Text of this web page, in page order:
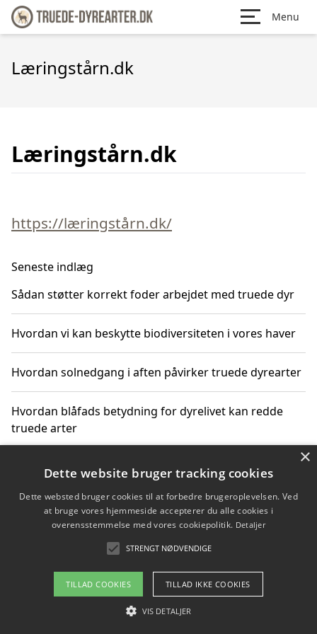
Menu
Læringstårn.dk
Læringstårn.dk
https://læringstårn.dk/
Seneste indlæg
Sådan støtter korrekt foder arbejdet med truede dyr
Hvordan vi kan beskytte biodiversiteten i vores haver
Hvordan solnedgang i aften påvirker truede dyrearter
Hvordan blåfads betydning for dyrelivet kan redde
truede arter
Hvordan kan gaver til unge voksne støtte bevarelsen
Copyright 2026 - Pilanto Aps
Om / kontakt
Blog Betingelser
×
Dette website bruger tracking cookies
Dette websted bruger cookies til at forbedre brugeroplevelsen. Ved
at bruge vores hjemmeside accepterer du alle cookies i
overensstemmelse med vores cookiepolitik. Detaljer
STRENGT NØDVENDIGE
TILLAD COOKIES TILLAD IKKE COOKIES
VIS DETALJER